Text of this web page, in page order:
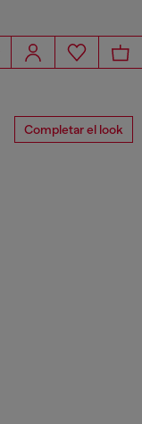
Completar el look